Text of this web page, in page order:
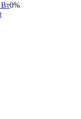
0%